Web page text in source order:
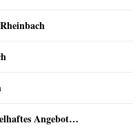
Angebot…